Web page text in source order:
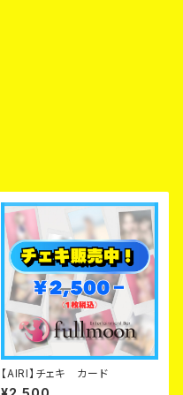
【AIRI】チェキ カード